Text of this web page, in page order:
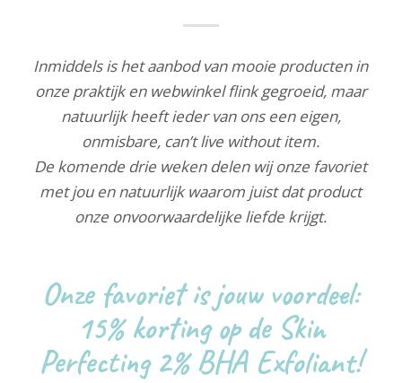
Inmiddels is het aanbod van mooie producten in
onze praktijk en webwinkel flink gegroeid, maar
natuurlijk heeft ieder van ons een eigen,
onmisbare, can’t live without item.
De komende drie weken delen wij onze favoriet
met jou en natuurlijk waarom juist dat product
onze onvoorwaardelijke liefde krijgt.
Onze favoriet is jouw voordeel:
15% korting op de Skin
Perfecting 2% BHA Exfoliant!